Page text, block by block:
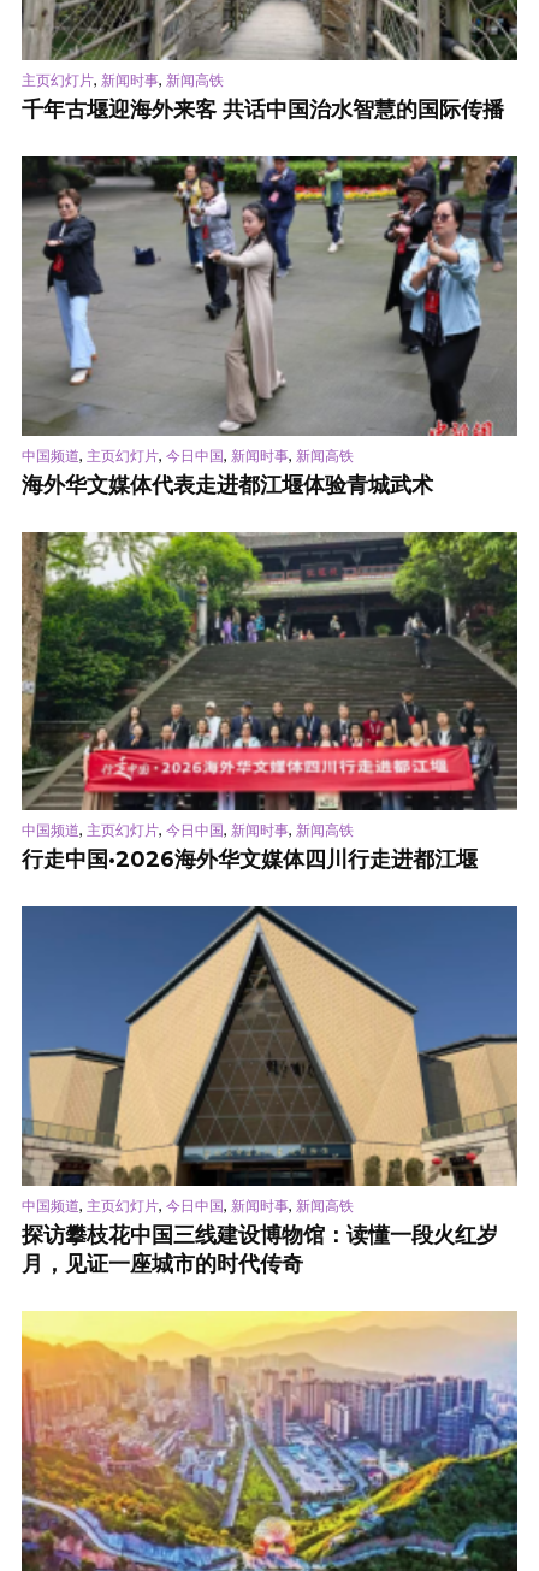
主页幻灯片, 新闻时事, 新闻高铁
千年古堰迎海外来客 共话中国治水智慧的国际传播
中国频道, 主页幻灯片, 今日中国, 新闻时事, 新闻高铁
海外华文媒体代表走进都江堰体验青城武术
中国频道, 主页幻灯片, 今日中国, 新闻时事, 新闻高铁
行走中国·2026海外华文媒体四川行走进都江堰
中国频道, 主页幻灯片, 今日中国, 新闻时事, 新闻高铁
探访攀枝花中国三线建设博物馆：读懂一段火红岁
月，见证一座城市的时代传奇